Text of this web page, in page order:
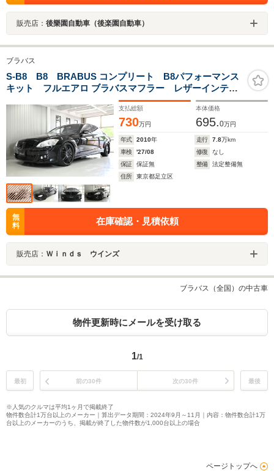
販売店： 後樂園自動車（後楽園自動車）
ブラバス
S-B8 B8 BRABUS コンプリート B8パフォーマンス
キット フルエアロ ブラバスマフラー レザーインテリ
ア フロアマット カーボンインテリア レザーカーボ
ンステアリング
支払総額
730万円
本体価格
695.0万円
年式 2010年 走行 7.8万km
車検
'27/08 修復
なし
保証
保証無 整備
法定整備無
住所
東京都足立区
無
料
在庫確認・見積依頼
販売店： Ｗｉｎｄｓ ウインズ
ブラバス（全国）の中古車
物件更新時にメールを受け取る
1/1
最初 前の30件 次の30件 最後
※人気のクルマは平均1ヶ月で掲載終了
物件数合計1万台以上のメーカー｜算出データ期間：2024年9月～11月｜内容：物件数合計1万
台以上のメーカーのうち、掲載が終了した物件数が1,000台以上の場合
ページトップへ